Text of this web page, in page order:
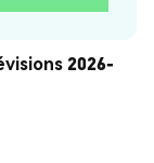
2026-